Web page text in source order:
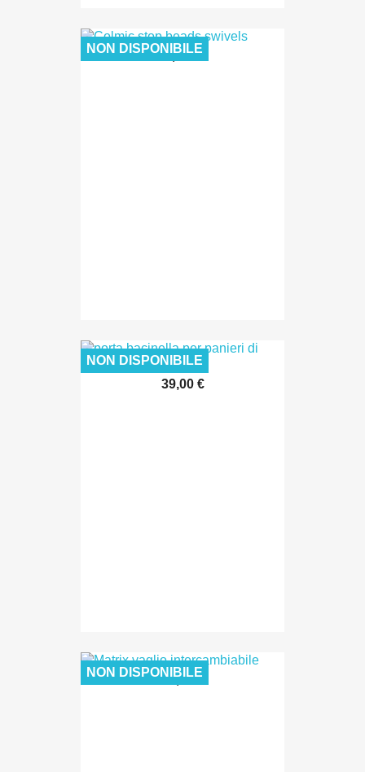
1,90 €
NON DISPONIBILE
39,00 €
NON DISPONIBILE
30,00 €
NON DISPONIBILE